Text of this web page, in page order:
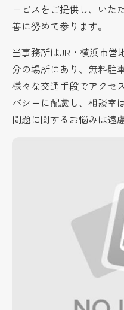
ービスをご提供し、いた
善に努めて参ります。
当事務所はJR・横浜市営
分の場所にあり、無料駐
様々な交通手段でアクセ
バシーに配慮し、相談室
問題に関するお悩みは遠